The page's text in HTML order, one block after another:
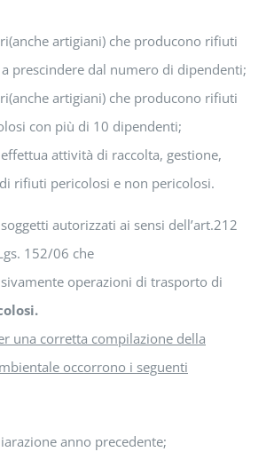
artigiani) che producono rifiuti
prescindere dal numero di dipendenti;
artigiani) che producono rifiuti
con più di 10 dipendenti;
attività di raccolta, gestione,
rifiuti pericolosi e non pericolosi.
autorizzati ai sensi dell’art.212
152/06 che
operazioni di trasporto di
una corretta compilazione della
occorrono i seguenti
anno precedente;